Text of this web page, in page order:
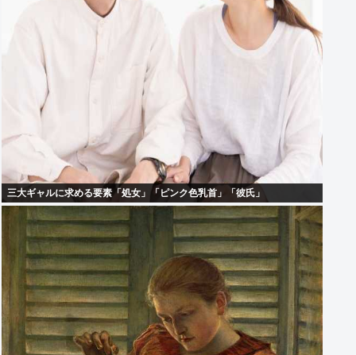
三大ギャルに求める要素「処女」「ピンク色乳首」「彼氏」